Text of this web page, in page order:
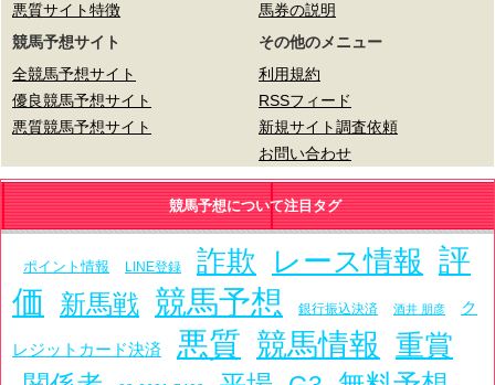
悪質サイト特徴
馬券の説明
競馬予想サイト
全競馬予想サイト
優良競馬予想サイト
悪質競馬予想サイト
その他のメニュー
利用規約
RSSフィード
新規サイト調査依頼
お問い合わせ
競馬予想について注目タグ
ポイント情報 LINE登録 詐欺 レース情報 評
価
新馬戦 競馬予想 銀行振込決済 酒井 朋彦 ク
レジットカード決済 悪質 競馬情報 重賞